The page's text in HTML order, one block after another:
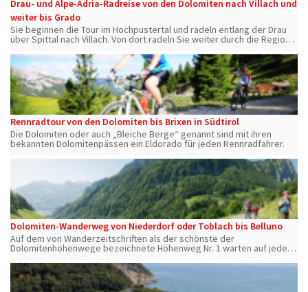
Drau- und Alpe-Adria-Radreise von den Dolomiten nach Villach und
weiter bis Grado
Sie beginnen die Tour im Hochpustertal und radeln entlang der Drau
über Spittal nach Villach. Von dort radeln Sie weiter durch die Region
Rennradtour von den Dolomiten bis Brixen in Südtirol
Die Dolomiten oder auch „Bleiche Berge“ genannt sind mit ihren
bekannten Dolomitenpässen ein Eldorado für jeden Rennradfahrer.
Dolomiten-Wanderweg von Niederdorf oder Toblach bis Belluno
Auf dem von Wanderzeitschriften als der schönste der
Dolomitenhöhenwege bezeichnete Höhenweg Nr. 1 warten auf jeder
weltberühmten Dolomiten.